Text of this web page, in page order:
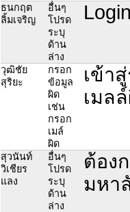
ธนกฤต
ลิ้มเจริญ
อื่นๆ
โปรด
ระบุ
ด้าน
ล่าง
วุฒิชัย
สุริยะ
กรอก
ข้อมูล
ผิด
เช่น
กรอก
เมล์
ผิด
เข้า
เมล
สุวนันท์
วิเชียร
แลง
อื่นๆ
โปรด
ระบุ
ด้าน
ล่าง
ต้อง
มหา